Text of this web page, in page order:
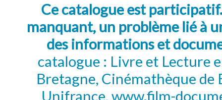
Ce catalogue est
manquant, un problème lié à
des informations et
catalogue : Livre et Lecture
Bretagne, Cinémathèque de
Unifrance, www.film-